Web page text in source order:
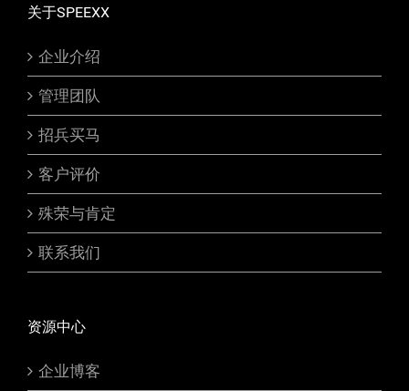
关于SPEEXX
企业介绍
管理团队
招兵买马
客户评价
殊荣与肯定
联系我们
资源中心
企业博客